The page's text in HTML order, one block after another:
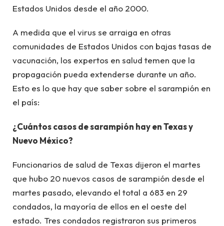
Estados Unidos desde el año 2000.
A medida que el virus se arraiga en otras
comunidades de Estados Unidos con bajas tasas de
vacunación, los expertos en salud temen que la
propagación pueda extenderse durante un año.
Esto es lo que hay que saber sobre el sarampión en
el país:
¿Cuántos casos de sarampión hay en Texas y
Nuevo México?
Funcionarios de salud de Texas dijeron el martes
que hubo 20 nuevos casos de sarampión desde el
martes pasado, elevando el total a 683 en 29
condados, la mayoría de ellos en el oeste del
estado. Tres condados registraron sus primeros